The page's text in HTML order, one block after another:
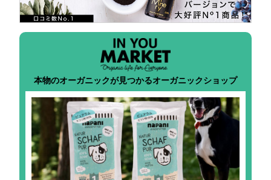
本物のオーガニックが見つかるオーガニックショップ